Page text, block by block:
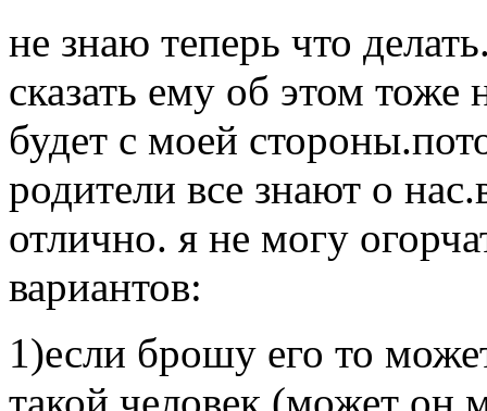
не знаю теперь что
сказать ему об этом тоже
будет с моей
родители все знают о
отлично. я не могу
вариантов:
1)если брошу его то
такой человек (может он